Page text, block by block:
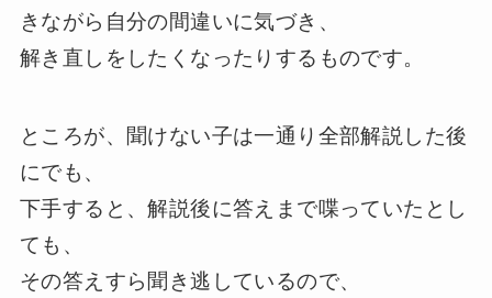
きながら自分の間違いに気づき、
解き直しをしたくなったりするものです。
ところが、聞けない子は一通り全部解説した後
にでも、
下手すると、解説後に答えまで喋っていたとし
ても、
その答えすら聞き逃しているので、